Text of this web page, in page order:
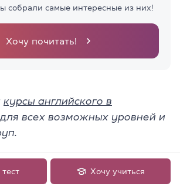
собрали самые интересные из них!
Хочу почитать!
курсы английского в
для всех возможных уровней и
Хочу учиться